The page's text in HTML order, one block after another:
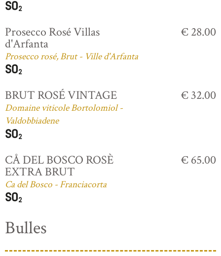
Prosecco Rosé Villas
d'Arfanta
Prosecco rosé, Brut - Ville d'Arfanta
€ 28.00
BRUT ROSÉ VINTAGE
Domaine viticole Bortolomiol -
Valdobbiadene
€ 32.00
CÅ DEL BOSCO ROSÈ
EXTRA BRUT
Ca del Bosco - Franciacorta
€ 65.00
Bulles